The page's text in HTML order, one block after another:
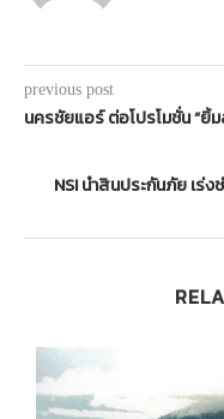
previous post
นครชัยแอร์ ต่อโปรโมชั่น “ยิ้ม
NSI นำสินประกันภัย เร่